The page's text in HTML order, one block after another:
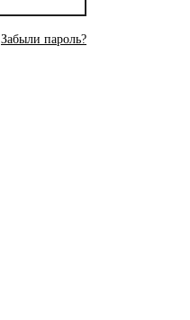
Забыли пароль?